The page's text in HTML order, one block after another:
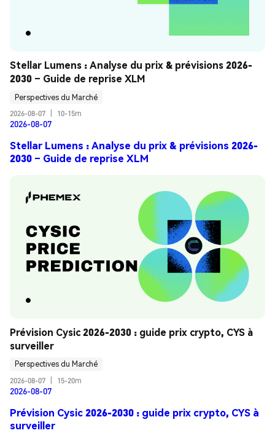
Stellar Lumens : Analyse du prix & prévisions 2026-
2030 – Guide de reprise XLM
Perspectives du Marché
2026-08-07
10-15m
2026-08-07
Stellar Lumens : Analyse du prix & prévisions 2026-
2030 – Guide de reprise XLM
Prévision Cysic 2026-2030 : guide prix crypto, CYS à
surveiller
Perspectives du Marché
2026-08-07
15-20m
2026-08-07
Prévision Cysic 2026-2030 : guide prix crypto, CYS à
surveiller